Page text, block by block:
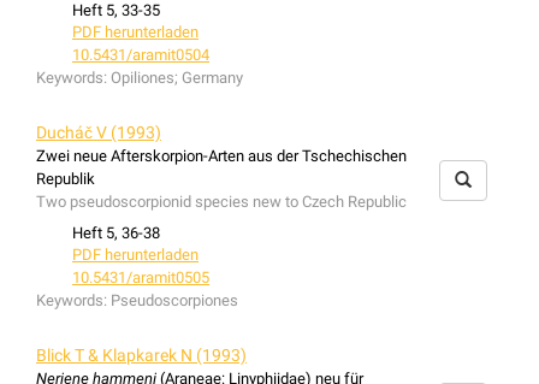
Heft 5, 33-35
PDF herunterladen
10.5431/aramit0504
Keywords: Opiliones; Germany
Ducháč V (1993)
Zwei neue Afterskorpion-Arten aus der Tschechischen
Republik
Two pseudoscorpionid species new to Czech Republic
Heft 5, 36-38
PDF herunterladen
10.5431/aramit0505
Keywords: Pseudoscorpiones
Blick T & Klapkarek N (1993)
Neriene hammeni (Araneae: Linyphiidae) neu für